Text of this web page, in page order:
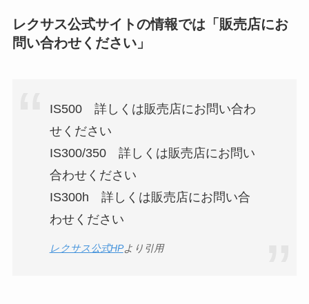
レクサス公式サイトの情報では「販売店にお
問い合わせください」
IS500 詳しくは販売店にお問い合わ
せください
IS300/350 詳しくは販売店にお問い
合わせください
IS300h 詳しくは販売店にお問い合
わせください
レクサス公式HPより引用